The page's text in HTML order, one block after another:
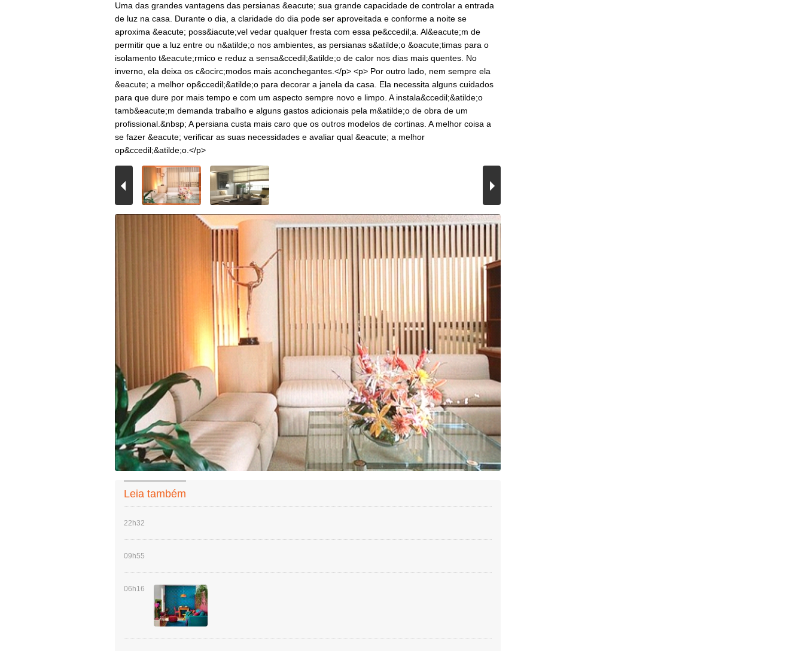
Uma das grandes vantagens das persianas &eacute; sua grande capacidade de controlar a entrada
de luz na casa. Durante o dia, a claridade do dia pode ser aproveitada e conforme a noite se
aproxima &eacute; poss&iacute;vel vedar qualquer fresta com essa pe&ccedil;a. Al&eacute;m de
permitir que a luz entre ou n&atilde;o nos ambientes, as persianas s&atilde;o &oacute;timas para o
isolamento t&eacute;rmico e reduz a sensa&ccedil;&atilde;o de calor nos dias mais quentes. No
inverno, ela deixa os c&ocirc;modos mais aconchegantes.</p> <p> Por outro lado, nem sempre ela
&eacute; a melhor op&ccedil;&atilde;o para decorar a janela da casa. Ela necessita alguns cuidados
para que dure por mais tempo e com um aspecto sempre novo e limpo. A instala&ccedil;&atilde;o
tamb&eacute;m demanda trabalho e alguns gastos adicionais pela m&atilde;o de obra de um
profissional.&nbsp; A persiana custa mais caro que os outros modelos de cortinas. A melhor coisa a
se fazer &eacute; verificar as suas necessidades e avaliar qual &eacute; a melhor
op&ccedil;&atilde;o.</p>
Leia também
22h32
09h55
06h16